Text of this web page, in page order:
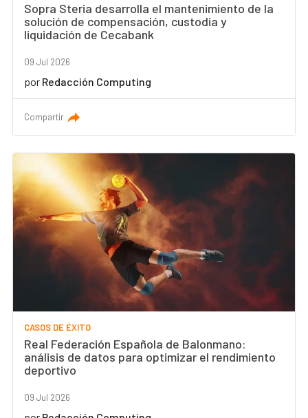
Sopra Steria desarrolla el mantenimiento de la
solución de compensación, custodia y
liquidación de Cecabank
09 Jul 2026
por Redacción Computing
Compartir
CASOS DE ÉXITO
Real Federación Española de Balonmano:
análisis de datos para optimizar el rendimiento
deportivo
09 Jul 2026